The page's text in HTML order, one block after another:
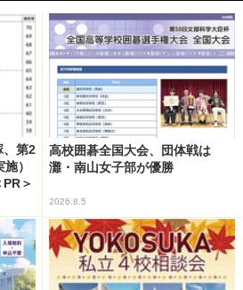
、第2
）
＞
高校囲碁全国大会、団体戦は
灘・南山女子部が優勝
2026.8.5